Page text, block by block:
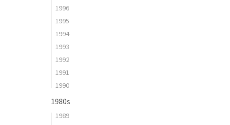
1996
1995
1994
1993
1992
1991
1990
1980s
1989